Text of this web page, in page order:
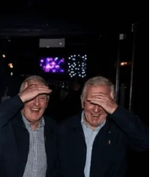
to use the site, you consent
OK